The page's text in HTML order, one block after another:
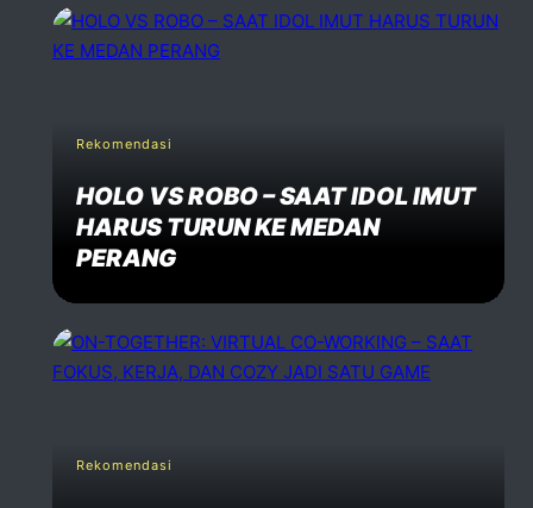
Rekomendasi
HOLO VS ROBO – SAAT IDOL IMUT
HARUS TURUN KE MEDAN
PERANG
Rekomendasi